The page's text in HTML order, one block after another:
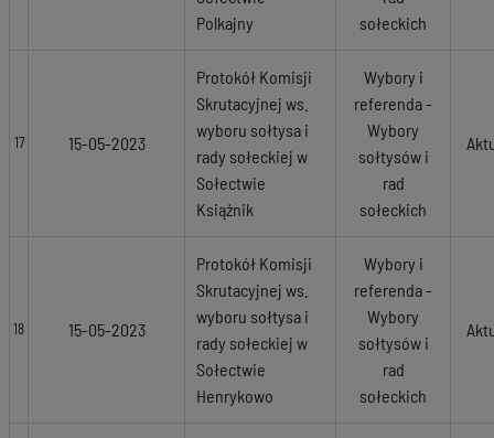
Polkajny
sołeckich
17 15-05-2023
Protokół Komisji
Skrutacyjnej ws.
wyboru sołtysa i
rady sołeckiej w
Sołectwie
Książnik
Wybory i
referenda -
Wybory
sołtysów i
rad
sołeckich
18 15-05-2023
Protokół Komisji
Skrutacyjnej ws.
wyboru sołtysa i
rady sołeckiej w
Sołectwie
Henrykowo
Wybory i
referenda -
Wybory
sołtysów i
rad
sołeckich